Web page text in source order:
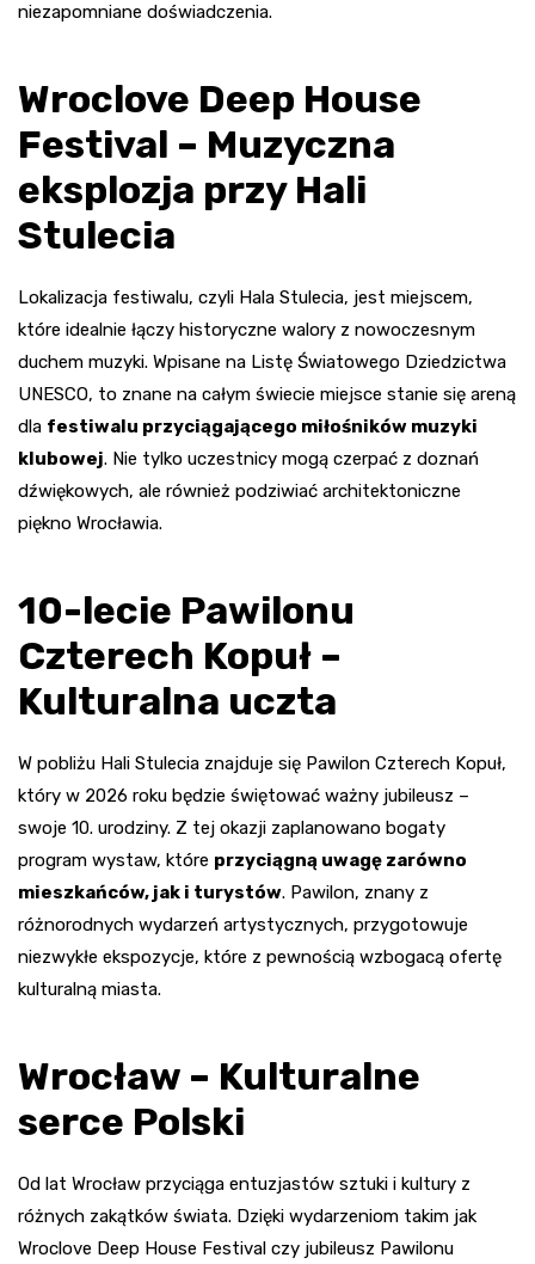
niezapomniane doświadczenia.
Wroclove Deep House
Festival – Muzyczna
eksplozja przy Hali
Stulecia
Lokalizacja festiwalu, czyli Hala Stulecia, jest miejscem,
które idealnie łączy historyczne walory z nowoczesnym
duchem muzyki. Wpisane na Listę Światowego Dziedzictwa
UNESCO, to znane na całym świecie miejsce stanie się areną
dla festiwalu przyciągającego miłośników muzyki
klubowej. Nie tylko uczestnicy mogą czerpać z doznań
dźwiękowych, ale również podziwiać architektoniczne
piękno Wrocławia.
10-lecie Pawilonu
Czterech Kopuł –
Kulturalna uczta
W pobliżu Hali Stulecia znajduje się Pawilon Czterech Kopuł,
który w 2026 roku będzie świętować ważny jubileusz –
swoje 10. urodziny. Z tej okazji zaplanowano bogaty
program wystaw, które przyciągną uwagę zarówno
mieszkańców, jak i turystów. Pawilon, znany z
różnorodnych wydarzeń artystycznych, przygotowuje
niezwykłe ekspozycje, które z pewnością wzbogacą ofertę
kulturalną miasta.
Wrocław – Kulturalne
serce Polski
Od lat Wrocław przyciąga entuzjastów sztuki i kultury z
różnych zakątków świata. Dzięki wydarzeniom takim jak
Wroclove Deep House Festival czy jubileusz Pawilonu